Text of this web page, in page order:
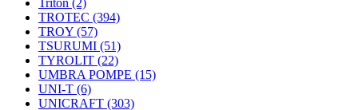
Triton (2)
TROTEC (394)
TROY (57)
TSURUMI (51)
TYROLIT (22)
UMBRA POMPE (15)
UNI-T (6)
UNICRAFT (303)